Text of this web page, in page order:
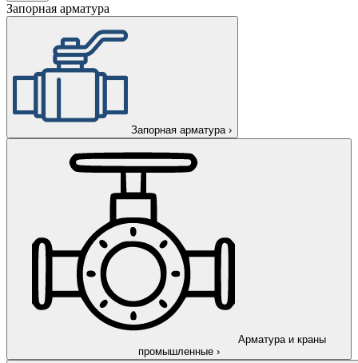
Запорная арматура
Запорная арматура ›
Арматура и краны
промышленные ›